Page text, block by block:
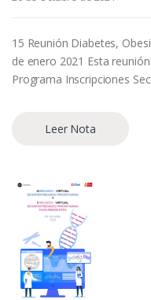
15 Reunión Diabetes,
de enero 2021 Esta
Programa Inscripciones
Leer Nota